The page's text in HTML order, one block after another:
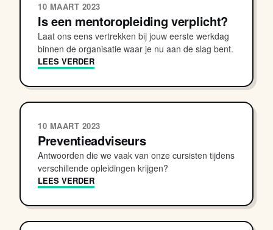
10 MAART 2023
Is een mentoropleiding verplicht?
Laat ons eens vertrekken bij jouw eerste werkdag
binnen de organisatie waar je nu aan de slag bent.
LEES VERDER
10 MAART 2023
Preventieadviseurs
Antwoorden die we vaak van onze cursisten tijdens
verschillende opleidingen krijgen?
LEES VERDER